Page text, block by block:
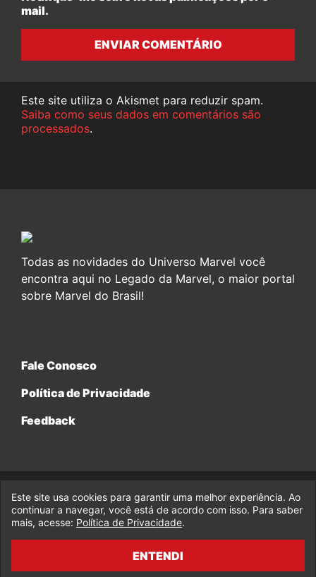
mail.
ENVIAR COMENTÁRIO
Este site utiliza o Akismet para reduzir spam.
Saiba como seus dados em comentários são
processados.
Todas as novidades do Universo Marvel você
encontra aqui no Legado da Marvel, o maior portal
sobre Marvel do Brasil!
Fale Conosco
Política de Privacidade
Feedback
© 2017-2026 Legado da Marvel, uma empresa da Legado
Enterprises.
fabiolobo
Este site usa cookies para garantir uma melhor experiência. Ao
continuar a navegar, você está de acordo com isso. Para saber
mais, acesse: Política de Privacidade.
ENTENDI